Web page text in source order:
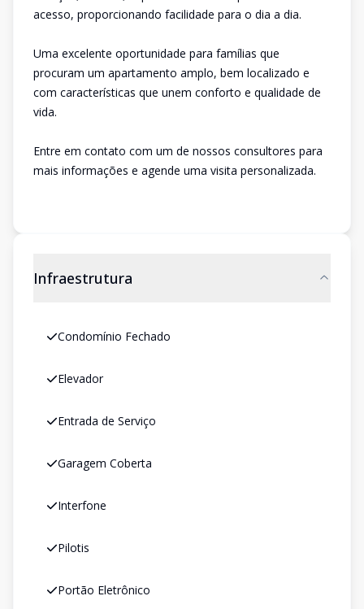
acesso, proporcionando facilidade para o dia a dia.
Uma excelente oportunidade para famílias que
procuram um apartamento amplo, bem localizado e
com características que unem conforto e qualidade de
vida.
Entre em contato com um de nossos consultores para
mais informações e agende uma visita personalizada.
Infraestrutura
Condomínio Fechado
Elevador
Entrada de Serviço
Garagem Coberta
Interfone
Pilotis
Portão Eletrônico